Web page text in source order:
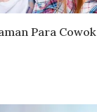
Para Cowok